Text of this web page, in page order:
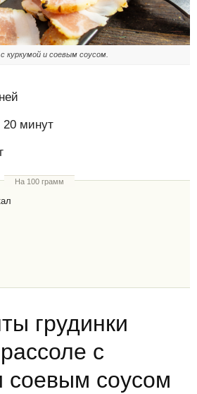
куркумой и соевым соусом.
20 минут
На 100 грамм
грудинки
с
соевым соусом